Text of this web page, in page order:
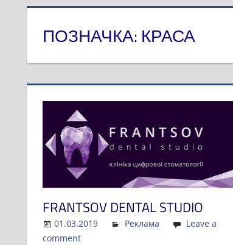
ПОЗНАЧКА: КРАСА
FRANTSOV DENTAL STUDIO
01.03.2019 Admin
Реклама
Leave a
comment